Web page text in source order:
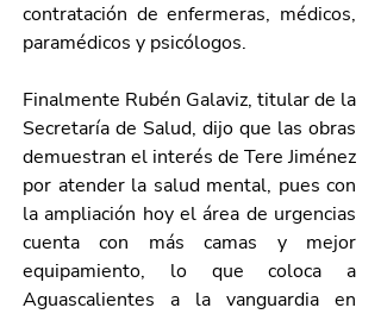
contratación de enfermeras, médicos,
paramédicos y psicólogos.
Finalmente Rubén Galaviz, titular de la
Secretaría de Salud, dijo que las obras
demuestran el interés de Tere Jiménez
por atender la salud mental, pues con
la ampliación hoy el área de urgencias
cuenta con más camas y mejor
equipamiento, lo que coloca a
Aguascalientes a la vanguardia en